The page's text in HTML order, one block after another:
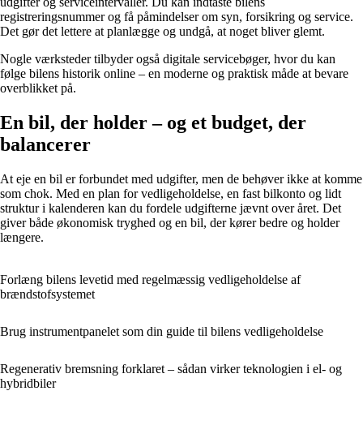
registreringsnummer og få påmindelser om syn, forsikring og service.
Det gør det lettere at planlægge og undgå, at noget bliver glemt.
Nogle værksteder tilbyder også digitale servicebøger, hvor du kan
følge bilens historik online – en moderne og praktisk måde at bevare
overblikket på.
En bil, der holder – og et budget, der
balancerer
At eje en bil er forbundet med udgifter, men de behøver ikke at komme
som chok. Med en plan for vedligeholdelse, en fast bilkonto og lidt
struktur i kalenderen kan du fordele udgifterne jævnt over året. Det
giver både økonomisk tryghed og en bil, der kører bedre og holder
længere.
Forlæng bilens levetid med regelmæssig vedligeholdelse af
brændstofsystemet
Brug instrumentpanelet som din guide til bilens vedligeholdelse
Regenerativ bremsning forklaret – sådan virker teknologien i el- og
hybridbiler